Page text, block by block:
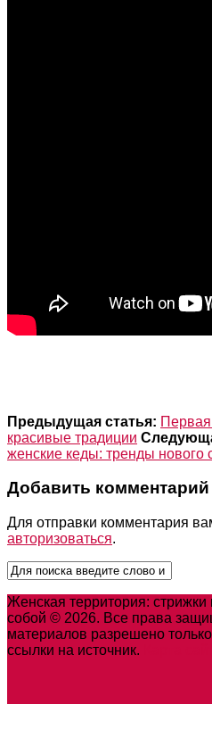
Предыдущая статья:
красивые традиции
женские кеды: тренды нового
Добавить комментарий
Для отправки комментария
авторизоваться.
Женская территория: стрижки
собой © 2026. Все права
материалов разрешено
ссылки на источник.